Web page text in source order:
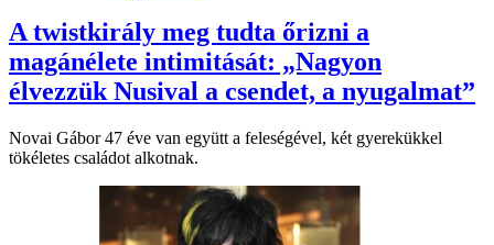
A twistkirály meg tudta őrizni a
magánélete intimitását: „Nagyon
élvezzük Nusival a csendet, a nyugalmat”
Novai Gábor 47 éve van együtt a feleségével, két gye­re­kük­kel
tökéletes családot alkotnak.